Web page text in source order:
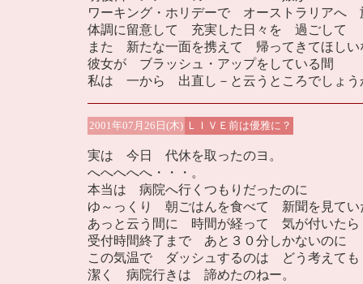
ワーキング・ホリデーで オーストラリアへ
体調に留意して 充実した日々を 過ごして
また 新たな一面を携えて 帰ってきてほしい
彼女が ブラッシュ・アップをしている間
私は 一から 出直し－と云うところでしょう
2001年07月26日(木) ＬＩＶＥ前は優雅に？
実は 今日 代休を取ったのヨ。
へへへへへ・・・。
本当は 病院へ行くつもりだったのに
ゆ～っくり 朝ごはんを食べて 新聞を見てい
あっと云う間に 時間が経って 気が付いた
受付時間終了まで あと３０分しかないのに
この気温で ダッシュするのは どう考えて
潔く 病院行きは 諦めたのねー。